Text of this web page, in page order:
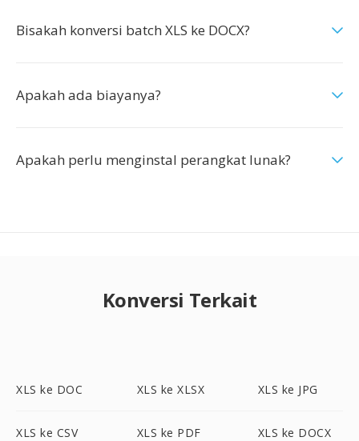
Bisakah konversi batch XLS ke DOCX?
Apakah ada biayanya?
Apakah perlu menginstal perangkat lunak?
Konversi Terkait
XLS ke DOC XLS ke XLSX XLS ke JPG
XLS ke CSV XLS ke PDF XLS ke DOCX